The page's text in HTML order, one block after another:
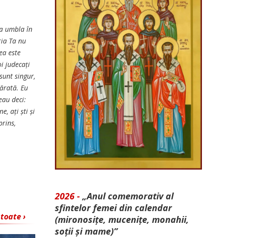
umbla în
Ta nu
este
judecați
singur,
Eu
deci:
ați ști și
›
2026 - „Anul comemorativ al
sfintelor femei din calendar
(mironosițe, mu­cenițe, monahii,
soții și mame)”